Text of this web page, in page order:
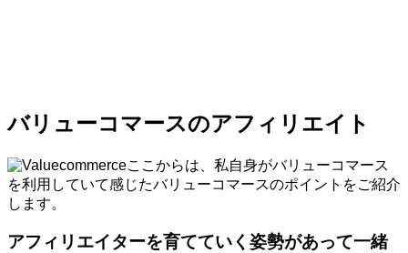
バリューコマースのアフィリエイト
ここからは、私自身がバリューコマース
を利用していて感じたバリューコマースのポイントをご紹介
します。
アフィリエイターを育てていく姿勢があって一緒